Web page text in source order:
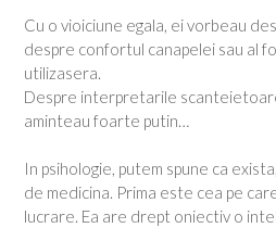
Cu o vioiciune egala, ei vorbeau
despre confortul canapelei sau al
utilizasera.
Despre interpretarile
aminteau foarte putin…
In psihologie, putem spune ca
de medicina. Prima este cea pe
lucrare. Ea are drept oniectiv o